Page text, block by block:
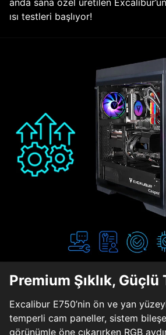
anda sana özel üretilen
ısı testleri başlıyor!
Premium Şıklık, Güçlü
Excalibur E750’nin ön ve yan
temperli cam paneller, sistem
görünümle öne çıkarırken RGB